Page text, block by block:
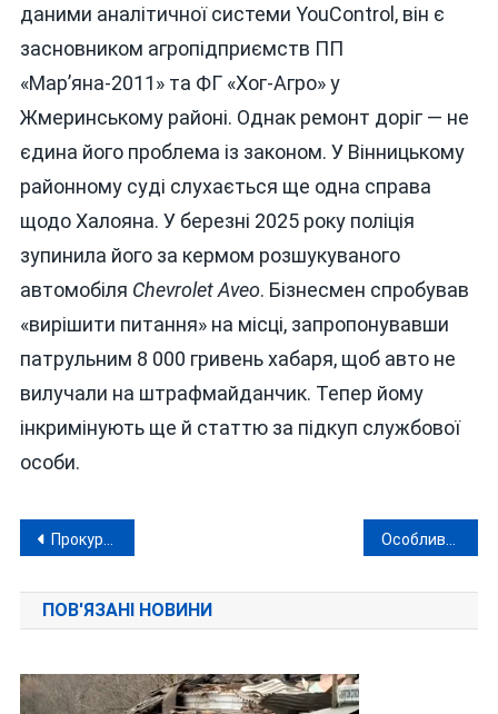
даними аналітичної системи YouControl, він є
засновником агропідприємств ПП
«Мар’яна-2011» та ФГ «Хог-Агро» у
Жмеринському районі. Однак ремонт доріг — не
єдина його проблема із законом. У Вінницькому
районному суді слухається ще одна справа
щодо Халояна. У березні 2025 року поліція
зупинила його за кермом розшукуваного
автомобіля Chevrolet Aveo. Бізнесмен спробував
«вирішити питання» на місці, запропонувавши
патрульним 8 000 гривень хабаря, щоб авто не
вилучали на штрафмайданчик. Тепер йому
інкримінують ще й статтю за підкуп службової
особи.
Навігація
записів
Прокурорська родина з Вінниці потрапила у смертельну автотрощу: що відомо?
ПОВ'ЯЗАНІ НОВИНИ